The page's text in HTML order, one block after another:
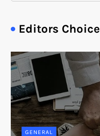
Editors Choice
GENERAL